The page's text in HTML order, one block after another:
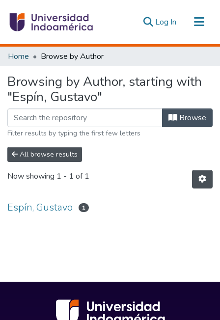
Log In (current)
Communities & Collections
Estadísticas Externas
Home Browse by Author
Browsing by Author, starting with
"Espín, Gustavo"
Browse
Filter results by typing the first few letters
All browse results
Now showing 1 - 1 of 1
Espín, Gustavo 1